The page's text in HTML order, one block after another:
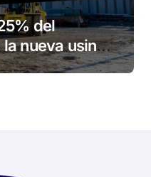
del
nueva usina